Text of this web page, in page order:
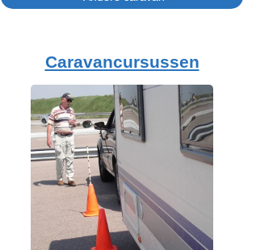
Caravancursussen